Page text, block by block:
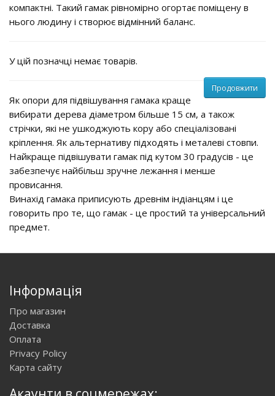
компактні. Такий гамак рівномірно огортає поміщену в
нього людину і створює відмінний баланс.
У цій позначці немає товарів.
Продовжити
Як опори для підвішування гамака краще
вибирати дерева діаметром більше 15 см, а також
стрічки, які не ушкоджують кору або спеціалізовані
кріплення. Як альтернативу підходять і металеві стовпи.
Найкраще підвішувати гамак під кутом 30 градусів - це
забезпечує найбільш зручне лежання і менше
провисання.
Винахід гамака приписують древнім індіанцям і це
говорить про те, що гамак - це простий та універсальний
предмет.
Інформація
Про магазин
Доставка
Оплата
Privacy Policy
Карта сайту